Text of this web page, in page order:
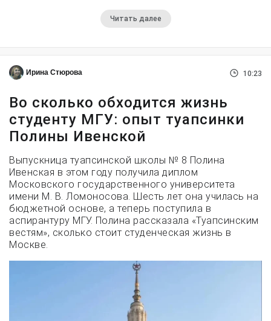
Читать далее
Ирина Стюрова 10:23
Во сколько обходится жизнь
студенту МГУ: опыт туапсинки
Полины Ивенской
Выпускница туапсинской школы № 8 Полина
Ивенская в этом году получила диплом
Московского государственного университета
имени М. В. Ломоносова. Шесть лет она училась на
бюджетной основе, а теперь поступила в
аспирантуру МГУ. Полина рассказала «Туапсинским
вестям», сколько стоит студенческая жизнь в
Москве.